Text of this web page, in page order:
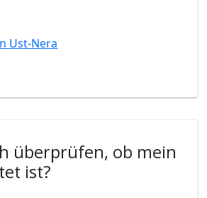
Ust-Nera
überprüfen, ob mein
ist?